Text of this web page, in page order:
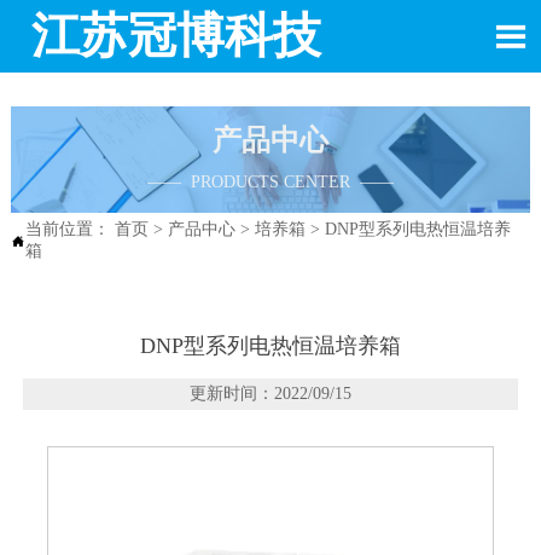
江苏冠博科技 
产品中心
—— PRODUCTS CENTER ——

当前位置： 首页 > 产品中心> 培养箱 > ​DNP型系列电热恒温培养
箱
​DNP型系列电热恒温培养箱
更新时间：2022/09/15